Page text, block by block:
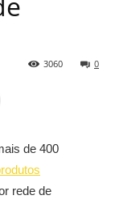
0
3060
de 400
rede de